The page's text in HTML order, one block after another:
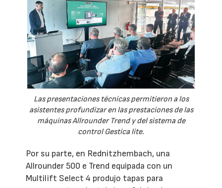
Las presentaciones técnicas permitieron a los
asistentes profundizar en las prestaciones de las
máquinas Allrounder Trend y del sistema de
control Gestica lite.
Por su parte, en Rednitzhembach, una
Allrounder 500 e Trend equipada con un
Multilift Select 4 produjo tapas para